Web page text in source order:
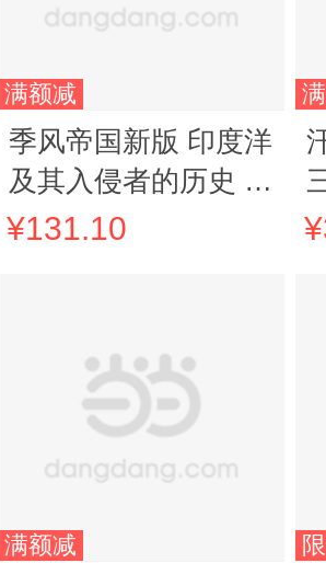
满额减
季风帝国新版 印度洋
及其入侵者的历史 汗
青堂丛书023
¥131.10
满额减